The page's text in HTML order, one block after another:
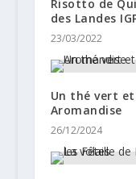
Risotto de
des Landes
23/03/2022
Un thé vert
Aromandise
26/12/2024